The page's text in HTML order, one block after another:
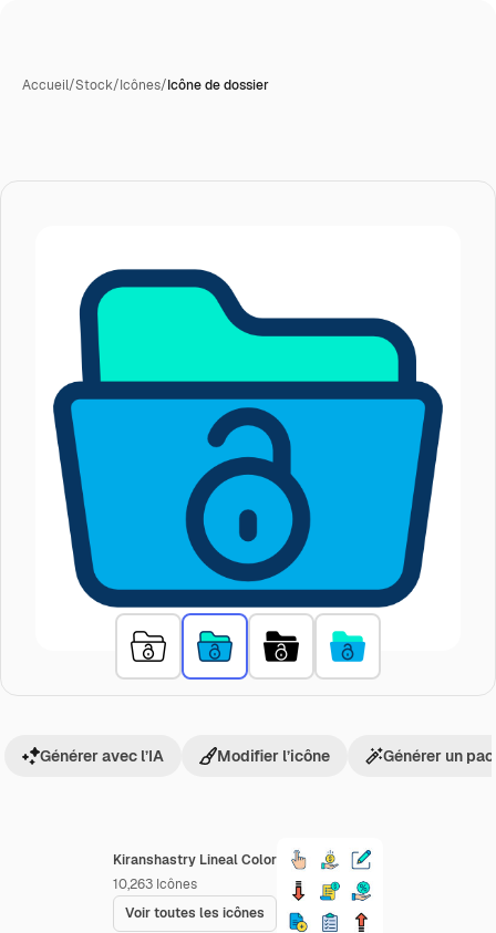
Accueil/Stock/Icônes/Icône de dossier
Kiranshastry Lineal Color
10,263 Icônes
Voir toutes les icônes
Générer avec l’IA Modifier l’icône Générer un